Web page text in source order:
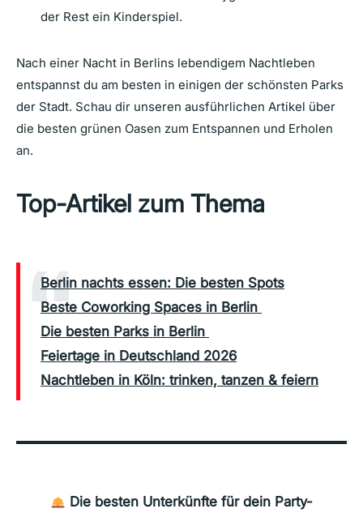
der Rest ein Kinderspiel.
Nach einer Nacht in Berlins lebendigem Nachtleben
entspannst du am besten in einigen der schönsten Parks
der Stadt. Schau dir unseren ausführlichen Artikel über
die besten grünen Oasen zum Entspannen und Erholen
an.
Top-Artikel zum Thema
Berlin nachts essen: Die besten Spots
Beste Coworking Spaces in Berlin
Die besten Parks in Berlin
Feiertage in Deutschland 2026
Nachtleben in Köln: trinken, tanzen & feiern
Die besten Unterkünfte für dein Party-